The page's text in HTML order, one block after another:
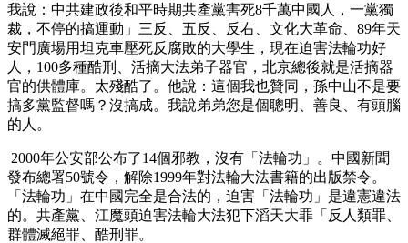
我說：中共建政後和平時期共產黨害死8千萬中國人，一黨獨
裁，不停的搞運動」三反、五反、反右、文化大革命、89年天
安門廣場用坦克車壓死反腐敗的大學生，現在迫害法輪功好
人，100多種酷刑、活摘大法弟子器官，北京總後就是活摘器
官的供體庫。太殘酷了。他說：這個我也贊同，孫中山不是要
搞多黨監督嗎？沒搞成。我說弟弟您是個聰明、善良、有頭腦
的人。
2000年公安部公布了14個邪教，沒有「法輪功」。中國新聞
發布總署50號令，解除1999年對法輪大法書籍的出版禁令。
「法輪功」在中國完全是合法的，迫害「法輪功」是違憲違法
的。共產黨、江魔頭迫害法輪大法犯下滔天大罪「反人類罪、
群體滅絕罪、酷刑罪。